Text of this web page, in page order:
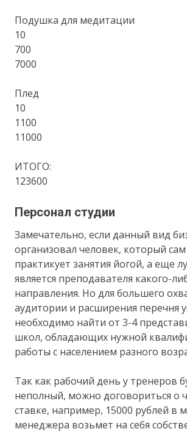
Подушка для медитации
10
700
7000
Плед
10
1100
11000
ИТОГО:
123600
Персонал студии
Замечательно, если данный вид
организовал человек, который
практикует занятия йогой, а еще
является преподавателя какого-
направления. Но для большего
аудитории и расширения перечня
необходимо найти от 3-4
школ, обладающих нужной
работы с населением разного
Так как рабочий день у тренеров
неполный, можно договориться о
ставке, например, 15000 рублей в
менеджера возьмет на себя